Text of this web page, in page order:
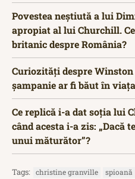
Povestea neștiută a lui
apropiat al lui Churchill.
britanic despre România?
Curiozități despre
șampanie ar fi băut în
Ce replică i-a dat soția lui
când acesta i-a zis: „Dacă
unui măturător”?
Tags: christine granville spioană